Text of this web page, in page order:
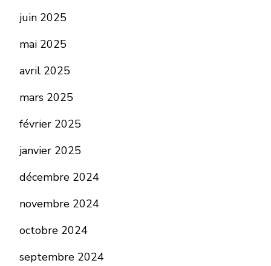
juin 2025
mai 2025
avril 2025
mars 2025
février 2025
janvier 2025
décembre 2024
novembre 2024
octobre 2024
septembre 2024